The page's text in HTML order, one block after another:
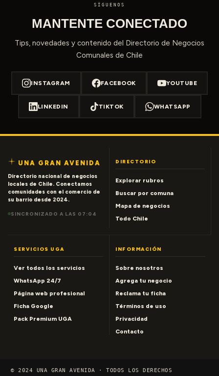
SÍGUENOS
MANTENTE CONECTADO
Tips, novedades y contenido del Directorio de Negocios
Comunales de Chile
INSTAGRAM FACEBOOK YOUTUBE
LINKEDIN TIKTOK WHATSAPP
UNA GRAN AVENIDA
Directorio nacional de negocios
locales de Chile. Conectamos
comunidades con el comercio de
su barrio desde 2024.
SINCRONIZADO A LAS 07:04
DIRECTORIO
Explorar rubros
Buscar por comuna
Mapa de negocios
Todo Chile
SERVICIOS UGA
Ver todos los servicios
WhatsApp 24/7
Página web profesional
Ficha Google
Pack Premium UGA
INFORMACIÓN
Sobre nosotros
Agrega tu negocio
Reclama tu ficha
Términos de uso
Privacidad
Contacto
© 2024 UNA GRAN AVENIDA · TODOS LOS DERECHOS